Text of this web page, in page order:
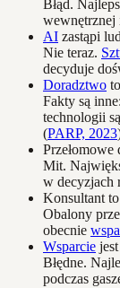
Błąd.
wewnętrznej
AI zastąpi
Nie teraz.
decyduje
Doradztwo
Fakty są
technologii
(PARP, 2023
Przełomowe
Mit.
w decyzjach
Konsultant
Obalony
obecnie
Wsparcie
Błędne.
podczas